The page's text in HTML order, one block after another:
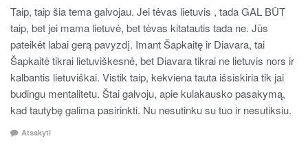
Taip, taip šia tema galvojau. Jei tėvas lietuvis , tada GAL BŪT
taip, bet jei mama lietuvė, bet tėvas kitatautis tada ne. Jūs
pateikėt labai gerą pavyzdį. Imant Šapkaitę ir Diavara, tai
Šapkaitė tikrai lietuviškesnė, bet Diavara tikrai ne lietuvis nors ir
kalbantis lietuviškai. Vistik taip, kekviena tauta išsiskiria tik jai
budingu mentalitetu. Štai galvoju, apie kulakausko pasakymą,
kad tautybę galima pasirinkti. Nu nesutinku su tuo ir nesutiksiu.
Atsakyti